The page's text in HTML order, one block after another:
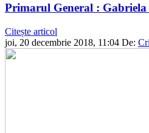
Primarul General :
Citește articol
joi, 20 decembrie 2018, 11:04 De: